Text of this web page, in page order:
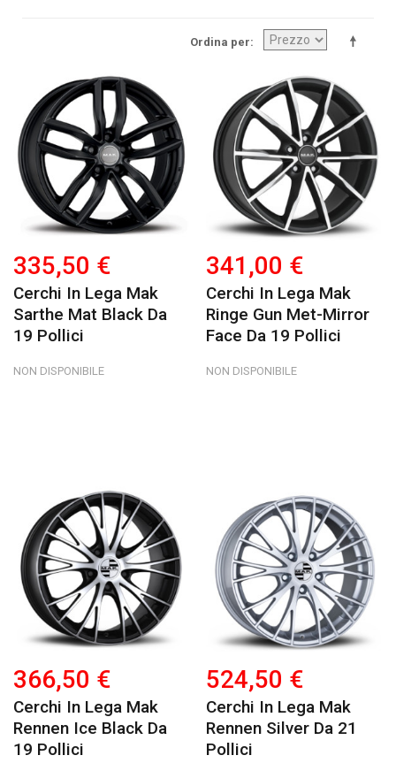
Ordina per
335,50 €
Cerchi In Lega Mak
Sarthe Mat Black Da
19 Pollici
NON DISPONIBILE
341,00 €
Cerchi In Lega Mak
Ringe Gun Met-Mirror
Face Da 19 Pollici
NON DISPONIBILE
366,50 €
Cerchi In Lega Mak
Rennen Ice Black Da
19 Pollici
524,50 €
Cerchi In Lega Mak
Rennen Silver Da 21
Pollici